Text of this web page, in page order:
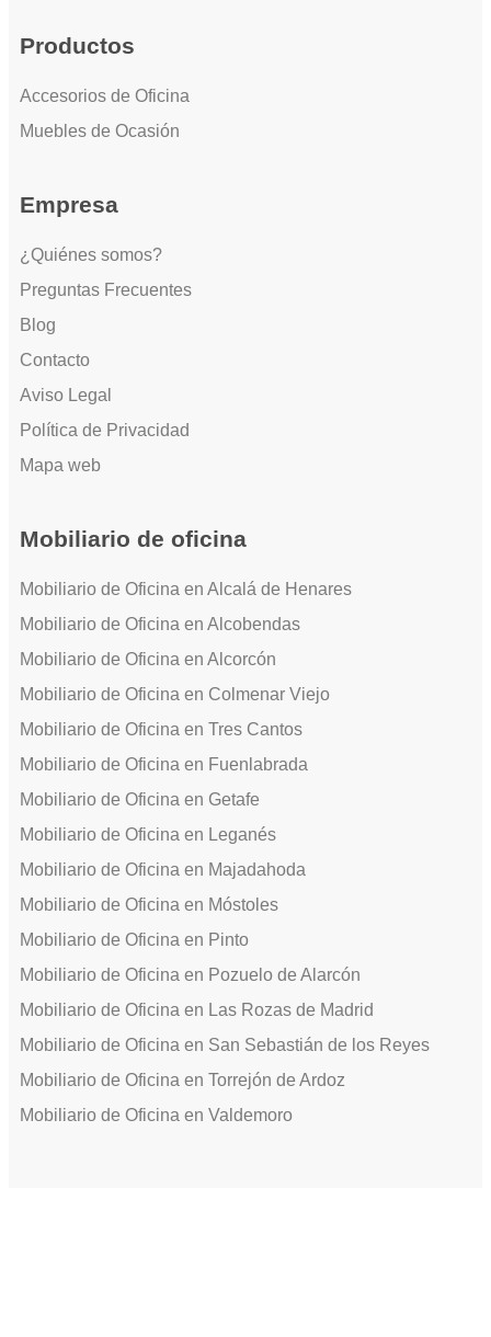
Productos
Accesorios de Oficina
Muebles de Ocasión
Empresa
¿Quiénes somos?
Preguntas Frecuentes
Blog
Contacto
Aviso Legal
Política de Privacidad
Mapa web
Mobiliario de oficina
Mobiliario de Oficina en Alcalá de Henares
Mobiliario de Oficina en Alcobendas
Mobiliario de Oficina en Alcorcón
Mobiliario de Oficina en Colmenar Viejo
Mobiliario de Oficina en Tres Cantos
Mobiliario de Oficina en Fuenlabrada
Mobiliario de Oficina en Getafe
Mobiliario de Oficina en Leganés
Mobiliario de Oficina en Majadahoda
Mobiliario de Oficina en Móstoles
Mobiliario de Oficina en Pinto
Mobiliario de Oficina en Pozuelo de Alarcón
Mobiliario de Oficina en Las Rozas de Madrid
Mobiliario de Oficina en San Sebastián de los Reyes
Mobiliario de Oficina en Torrejón de Ardoz
Mobiliario de Oficina en Valdemoro